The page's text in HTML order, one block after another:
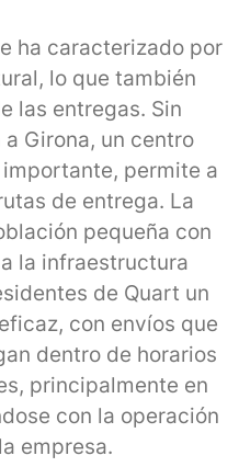
ha caracterizado por
lo que también
las entregas. Sin
Girona, un centro
permite a
de entrega. La
pequeña con
la infraestructura
de Quart un
con envíos que
dentro de horarios
principalmente en
con la operación
empresa.